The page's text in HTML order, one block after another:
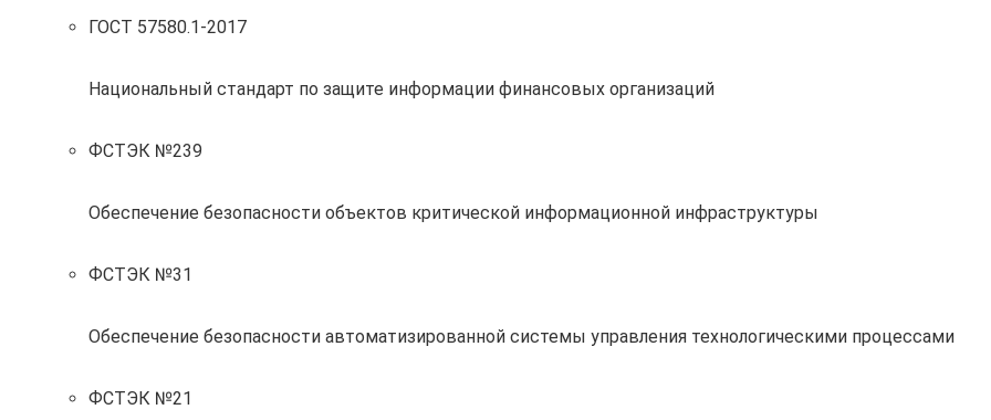
ГОСТ 57580.1-2017
Национальный стандарт по защите информации финансовых организаций
ФСТЭК №239
Обеспечение безопасности объектов критической информационной инфраструктуры
ФСТЭК №31
Обеспечение безопасности автоматизированной системы управления технологическими процессами
ФСТЭК №21